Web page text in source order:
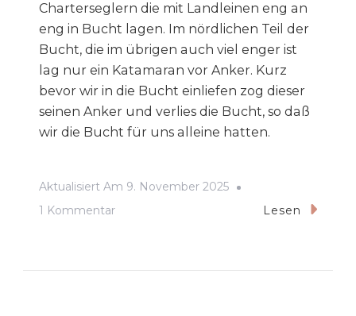
Charterseglern die mit Landleinen eng an
eng in Bucht lagen. Im nördlichen Teil der
Bucht, die im übrigen auch viel enger ist
lag nur ein Katamaran vor Anker. Kurz
bevor wir in die Bucht einliefen zog dieser
seinen Anker und verlies die Bucht, so daß
wir die Bucht für uns alleine hatten.
Aktualisiert Am 9. November 2025
1 KommentarZu
Lesen